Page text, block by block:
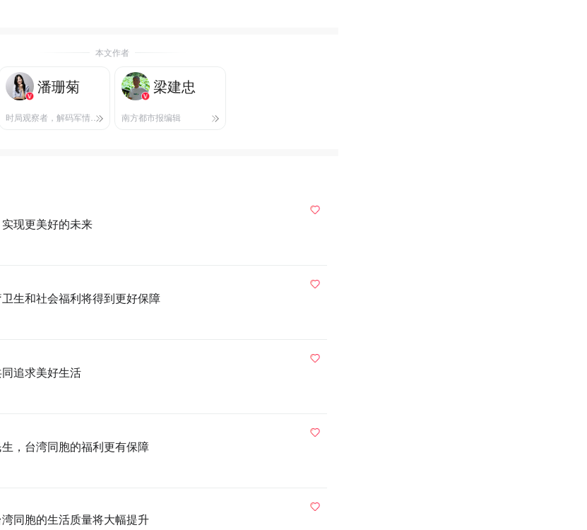
本文作者
潘珊菊
时局观察者，解码军情，纵横防务。
梁建忠
南方都市报编辑
现更美好的未来
生和社会福利将得到更好保障
追求美好生活
，台湾同胞的福利更有保障
同胞的生活质量将大幅提升